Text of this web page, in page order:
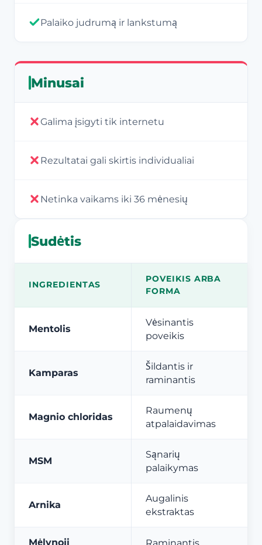
Palaiko judrumą ir lankstumą
Minusai
Galima įsigyti tik internetu
Rezultatai gali skirtis individualiai
Netinka vaikams iki 36 mėnesių
Sudėtis
INGREDIENTAS
POVEIKIS ARBA
FORMA
Mentolis
Vėsinantis
poveikis
Kamparas
Šildantis ir
raminantis
Magnio chloridas
Raumenų
atpalaidavimas
MSM
Sąnarių
palaikymas
Arnika
Augalinis
ekstraktas
Mėlynoji